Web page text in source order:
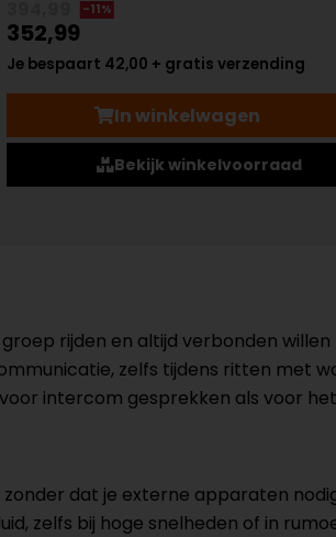
-11%
352,99
Je bespaart 42,00 + gratis verzending
In winkelwagen
Bekijk winkelvoorraad
rijden en altijd verbonden willen
zelfs tijdens ritten met
intercom gesprekken als voor het
dat je externe apparaten
zelfs bij hoge snelheden of in